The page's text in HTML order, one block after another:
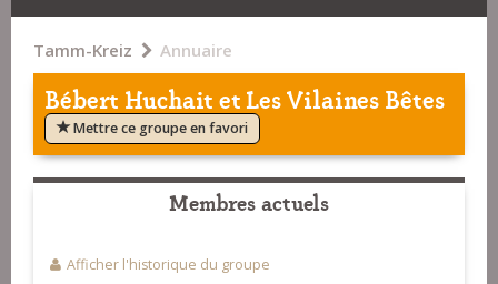
Tamm-Kreiz Annuaire
Bébert Huchait et Les Vilaines Bêtes
Mettre ce groupe en favori
Membres actuels
Afficher l'historique du groupe